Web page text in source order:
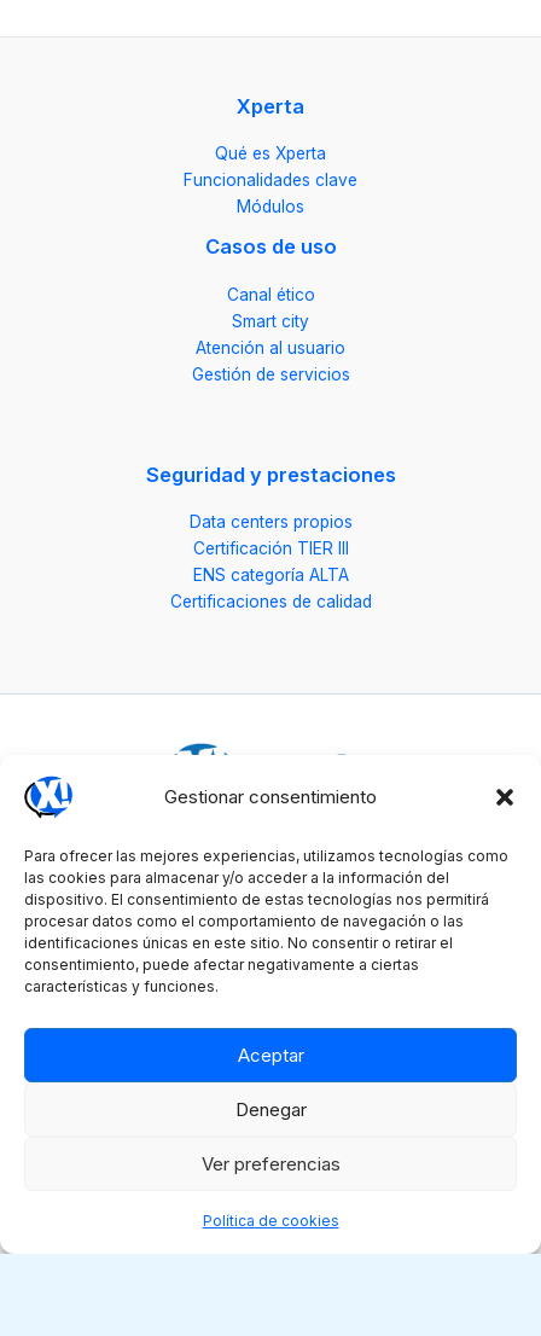
Xperta
Qué es Xperta
Funcionalidades clave
Módulos
Casos de uso
Canal ético
Smart city
Atención al usuario
Gestión de servicios
Seguridad y prestaciones
Data centers propios
Certificación TIER III
ENS categoría ALTA
Certificaciones de calidad
Copyright © 2026 Xperta
CERTIFICACIONES DE CALIDAD
AVISO LEGAL
POLÍTICA DE COOKIES (UE)